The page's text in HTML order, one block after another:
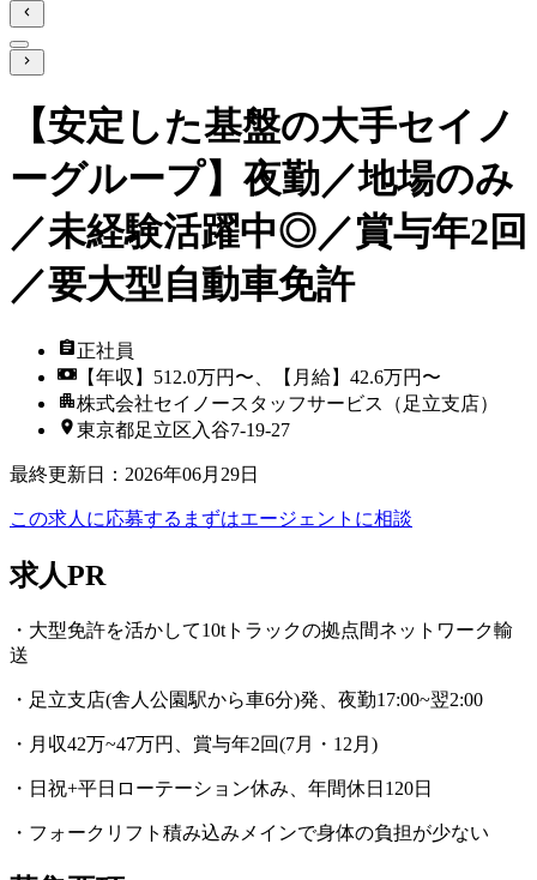
【安定した基盤の大手セイノ
ーグループ】夜勤／地場のみ
／未経験活躍中◎／賞与年2回
／要大型自動車免許
正社員
【年収】512.0万円〜、【月給】42.6万円〜
株式会社セイノースタッフサービス（足立支店）
東京都足立区入谷7-19-27
最終更新日 ： 2026年06月29日
この求人に応募する まずはエージェントに相談
求人PR
・大型免許を活かして10tトラックの拠点間ネットワーク輸
送
・足立支店(舎人公園駅から車6分)発、夜勤17:00~翌2:00
・月収42万~47万円、賞与年2回(7月・12月)
・日祝+平日ローテーション休み、年間休日120日
・フォークリフト積み込みメインで身体の負担が少ない